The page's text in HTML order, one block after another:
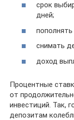
срок
дней;
пополнять
снимать
доход
Процентные
от
инвестиций. Так,
депозитам